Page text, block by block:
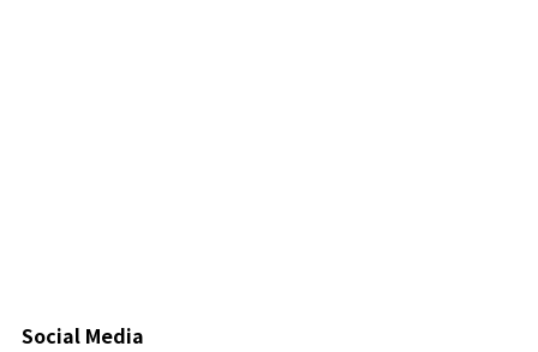
Social Media